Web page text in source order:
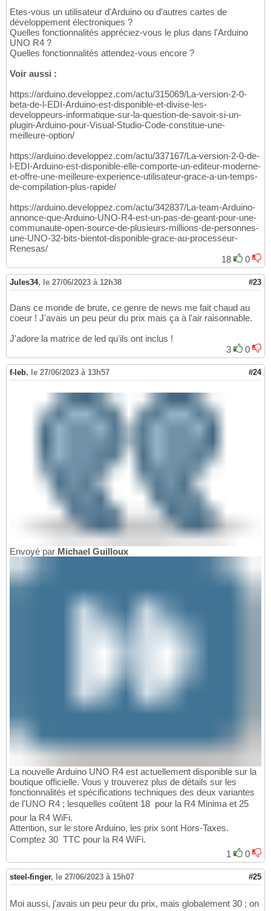
Etes-vous un utilisateur d'Arduino ou d'autres cartes de
développement électroniques ?
Quelles fonctionnalités appréciez-vous le plus dans l'Arduino
UNO R4 ?
Quelles fonctionnalités attendez-vous encore ?
Voir aussi :
https://arduino.developpez.com/actu/315069/La-version-2-0-
beta-de-l-EDI-Arduino-est-disponible-et-divise-les-
developpeurs-informatique-sur-la-question-de-savoir-si-un-
plugin-Arduino-pour-Visual-Studio-Code-constitue-une-
meilleure-option/
https://arduino.developpez.com/actu/337167/La-version-2-0-de-
l-EDI-Arduino-est-disponible-elle-comporte-un-editeur-moderne-
et-offre-une-meilleure-experience-utilisateur-grace-a-un-temps-
de-compilation-plus-rapide/
https://arduino.developpez.com/actu/342837/La-team-Arduino-
annonce-que-Arduino-UNO-R4-est-un-pas-de-geant-pour-une-
communaute-open-source-de-plusieurs-millions-de-personnes-
une-UNO-32-bits-bientot-disponible-grace-au-processeur-
Renesas/
18
0
Jules34, le 27/06/2023 à 12h38 #23
Dans ce monde de brute, ce genre de news me fait chaud au
coeur ! J'avais un peu peur du prix mais ça à l'air raisonnable.
J'adore la matrice de led qu'ils ont inclus !
3
0
f-leb, le 27/06/2023 à 13h57 #24
Envoyé par Michael Guilloux
La nouvelle Arduino UNO R4 est actuellement disponible sur la
boutique officielle. Vous y trouverez plus de détails sur les
fonctionnalités et spécifications techniques des deux variantes
de l'UNO R4 ; lesquelles coûtent 18  pour la R4 Minima et 25 
pour la R4 WiFi.
Attention, sur le store Arduino, les prix sont Hors-Taxes.
Comptez 30  TTC pour la R4 WiFi.
1
0
steel-finger, le 27/06/2023 à 15h07 #25
Moi aussi, j'avais un peu peur du prix, mais globalement 30 ; on